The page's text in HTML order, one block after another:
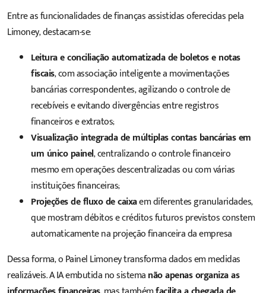
Entre as funcionalidades de finanças assistidas oferecidas pela
Limoney, destacam-se:
Leitura e conciliação automatizada de boletos e notas
fiscais, com associação inteligente a movimentações
bancárias correspondentes, agilizando o controle de
recebíveis e evitando divergências entre registros
financeiros e extratos;
Visualização integrada de múltiplas contas bancárias em
um único painel, centralizando o controle financeiro
mesmo em operações descentralizadas ou com várias
instituições financeiras;
Projeções de fluxo de caixaem diferentes granularidades,
que mostram débitos e créditos futuros previstos constem
automaticamente na projeção financeira da empresa
Dessa forma, o Painel Limoney transforma dados em medidas
realizáveis. A IA embutida no sistemanão apenas organiza as